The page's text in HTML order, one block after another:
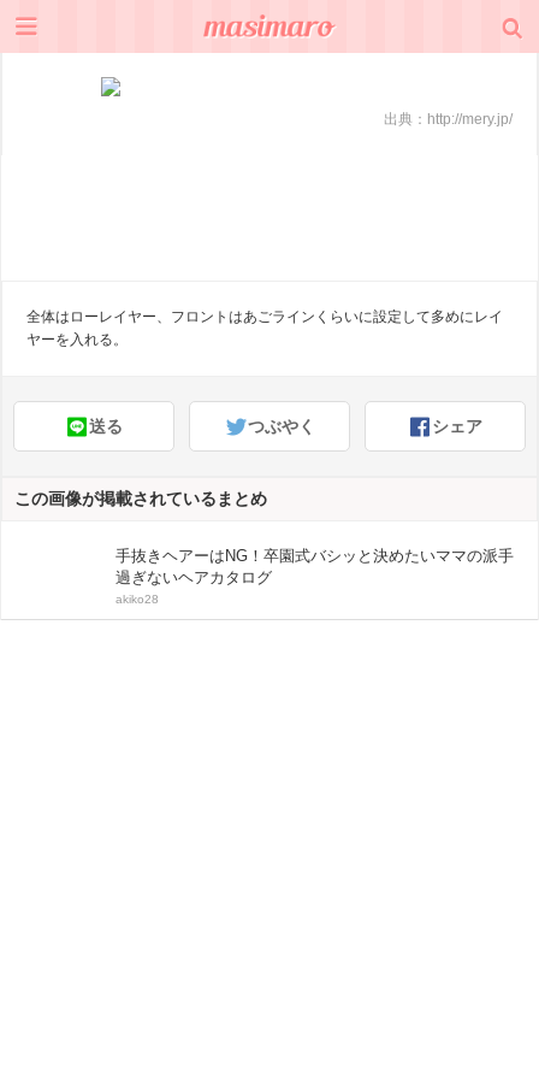
出典： http://mery.jp/
全体はローレイヤー、フロントはあごラインくらいに設定して多めにレイ
ヤーを入れる。
送る つぶやく シェア
この画像が掲載されているまとめ
手抜きヘアーはNG！卒園式バシッと決めたいママの派手
過ぎないヘアカタログ
akiko28